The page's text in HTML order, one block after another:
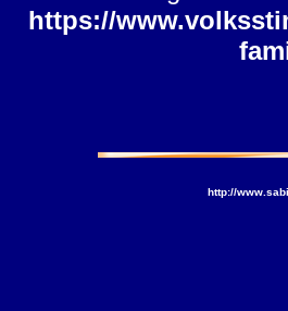
https://
http://